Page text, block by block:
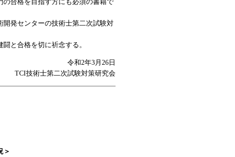
合格を目指す方にも必須の書籍で
発センターの技術士第二次試験対
と合格を切に祈念する。
令和2年3月26日
TCI技術士第二次試験対策研究会
＞